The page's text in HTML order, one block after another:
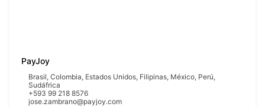
PayJoy
Brasil, Colombia, Estados Unidos, Filipinas, México, Perú,
Sudáfrica
+593 99 218 8576
jose.zambrano@payjoy.com